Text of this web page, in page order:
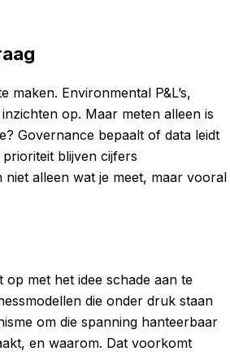
maken. Environmental P&L’s,
op. Maar meten alleen is
Governance bepaalt of data leidt
blijven cijfers
alleen wat je meet, maar vooral
op met het idee schade aan te
die onder druk staan
om die spanning hanteerbaar
en waarom. Dat voorkomt